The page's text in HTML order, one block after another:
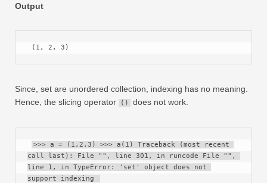
Output
(1, 2, 3)
Since, set are unordered collection, indexing has no meaning.
Hence, the slicing operator
() does not work.
>>> a = (1,2,3) >>> a(1) Traceback (most recent
call last): File "", line 301, in runcode File "",
line 1, in TypeError: 'set' object does not
support indexing